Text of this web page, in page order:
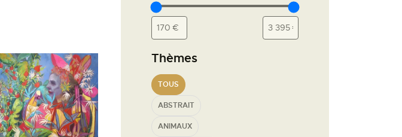
Thèmes
TOUS
ABSTRAIT
ANIMAUX